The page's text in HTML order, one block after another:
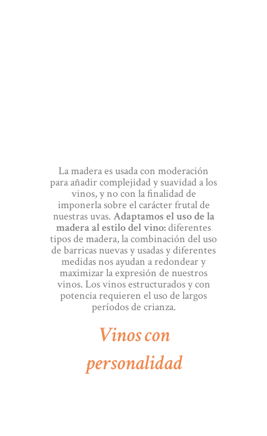
La madera es usada con moderación
para añadir complejidad y suavidad a los
vinos, y no con la finalidad de
imponerla sobre el carácter frutal de
nuestras uvas. Adaptamos el uso de la
madera al estilo del vino:diferentes
tipos de madera, la combinación del uso
de barricas nuevas y usadas y diferentes
medidas nos ayudan a redondear y
maximizar la expresión de nuestros
vinos. Los vinos estructurados y con
potencia requieren el uso de largos
períodos de crianza.
Vinos con
personalidad